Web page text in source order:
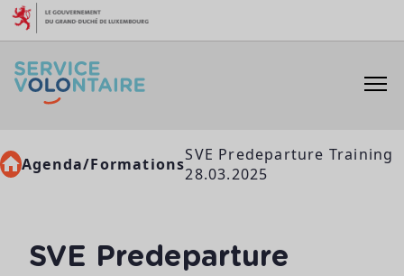
Aller au contenu
Agenda/FormationsSVE Predeparture Training
28.03.2025
SVE Predeparture